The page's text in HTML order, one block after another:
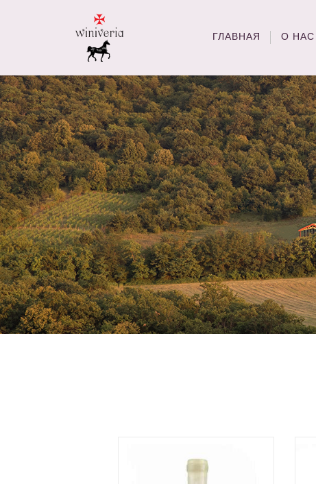
ГЛАВНАЯ О НАС